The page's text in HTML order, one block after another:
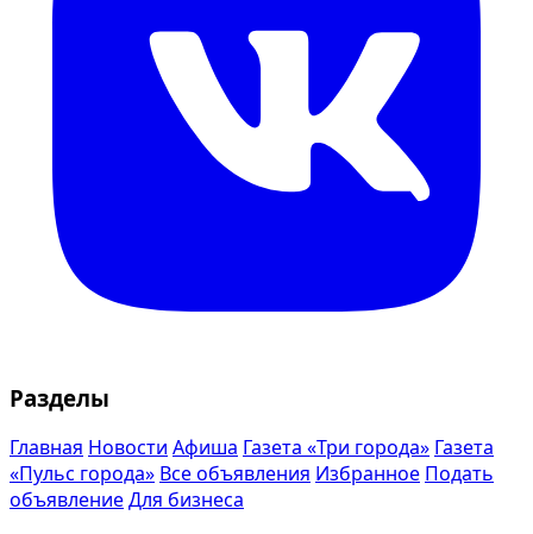
Разделы
Главная Новости Афиша Газета «Три города» Газета
«Пульс города» Все объявления Избранное Подать
объявлениеДля бизнеса